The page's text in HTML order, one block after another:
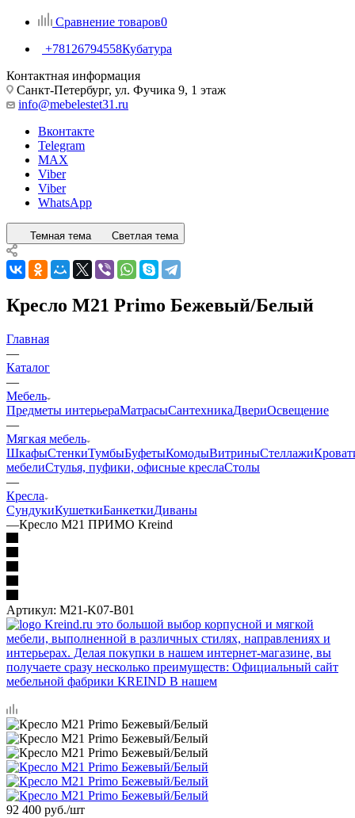
Сравнение товаров0
+78126794558Кубатура
Контактная информация
Санкт-Петербург, ул. Фучика 9, 1 этаж
info@mebelestet31.ru
Вконтакте
Telegram
MAX
Viber
Viber
WhatsApp
Темная тема Светлая тема
Кресло M21 Primo Бежевый/Белый
Главная
—
Каталог
—
Мебель
Предметы интерьераМатрасыСантехникаДвериОсвещение
—
Мягкая мебель
ШкафыСтенкиТумбыБуфетыКомодыВитриныСтеллажи
мебелиСтулья, пуфики, офисные креслаСтолы
—
Кресла
СундукиКушеткиБанкеткиДиваны
—Кресло M21 ПРИМО Kreind
Артикул: M21-K07-B01
92 400 руб./шт